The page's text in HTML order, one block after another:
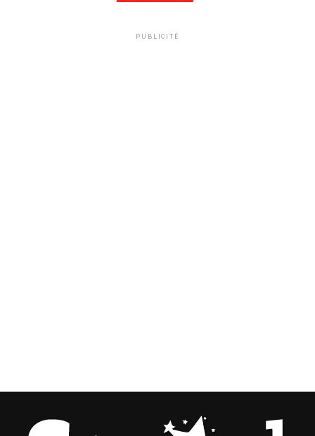
PUBLICITÉ